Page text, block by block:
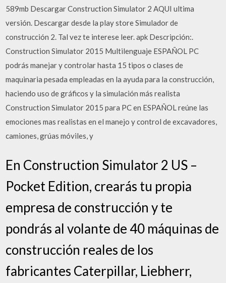
589mb Descargar Construction Simulator 2 AQUI ultima
versión. Descargar desde la play store Simulador de
construcción 2. Tal vez te interese leer. apk Descripción:.
Construction Simulator 2015 Multilenguaje ESPAÑOL PC
podrás manejar y controlar hasta 15 tipos o clases de
maquinaria pesada empleadas en la ayuda para la construcción,
haciendo uso de gráficos y la simulación más realista
Construction Simulator 2015 para PC en ESPAÑOL reúne las
emociones mas realistas en el manejo y control de excavadores,
camiones, grúas móviles, y
En Construction Simulator 2 US –
Pocket Edition, crearás tu propia
empresa de construcción y te
pondrás al volante de 40 máquinas de
construcción reales de los
fabricantes Caterpillar, Liebherr,